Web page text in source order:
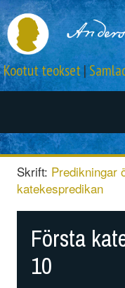
Kootut teokset|
Skrift: Predikningar
katekespredikan
Första
10